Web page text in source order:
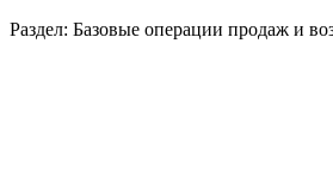
Раздел: Базовые операции продаж и